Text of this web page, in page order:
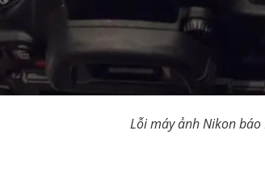
Lỗi máy ảnh Nikon báo